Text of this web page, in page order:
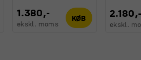
1.380,-
ekskl. moms
KØB
ekskl.